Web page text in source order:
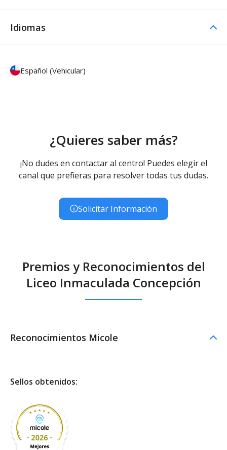
Idiomas
Español (Vehicular)
¿Quieres saber más?
¡No dudes en contactar al centro! Puedes elegir el
canal que prefieras para resolver todas tus dudas.
Solicitar Información
Premios y Reconocimientos del
Liceo Inmaculada Concepción
Reconocimientos Micole
Sellos obtenidos: